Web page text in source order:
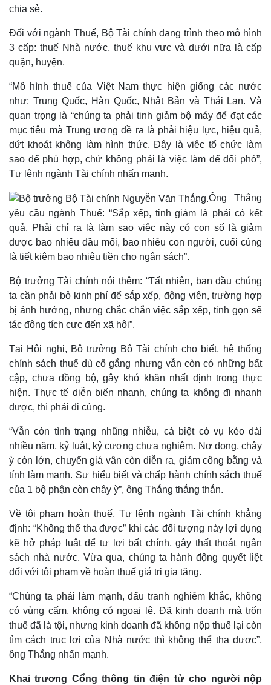
Pháp luật
Vụ án
Tin nóng
Tư vấn luật
Quân sự - Quốc phòng
Vũ khí
Thể thao
Bóng đá
Thế giới thể thao
Ô tô - Xe máy
Tư vấn
chia sẻ.
Đối với ngành Thuế, Bộ Tài chính đang trình theo mô hình
3 cấp: thuế Nhà nước, thuế khu vực và dưới nữa là cấp
quận, huyện.
“Mô hình thuế của Việt Nam thực hiện giống các nước
như: Trung Quốc, Hàn Quốc, Nhật Bản và Thái Lan. Và
quan trọng là “chúng ta phải tinh giảm bộ máy để đạt các
mục tiêu mà Trung ương đề ra là phải hiệu lực, hiệu quả,
dứt khoát không làm hình thức. Đây là việc tổ chức làm
sao để phù hợp, chứ không phải là việc làm để đối phó”,
Tư lệnh ngành Tài chính nhấn mạnh.
Ông Thắng
yêu cầu ngành Thuế: “Sắp xếp, tinh giảm là phải có kết
quả. Phải chỉ ra là làm sao việc này có con số là giảm
được bao nhiêu đầu mối, bao nhiêu con người, cuối cùng
là tiết kiệm bao nhiêu tiền cho ngân sách”.
Bộ trưởng Tài chính nói thêm: “Tất nhiên, ban đầu chúng
ta cần phải bỏ kinh phí để sắp xếp, động viên, trường hợp
bị ảnh hưởng, nhưng chắc chắn việc sắp xếp, tinh gọn sẽ
tác động tích cực đến xã hội”.
Tại Hội nghị, Bộ trưởng Bộ Tài chính cho biết, hệ thống
chính sách thuế dù cố gắng nhưng vẫn còn có những bất
cập, chưa đồng bộ, gây khó khăn nhất định trong thực
hiện. Thực tế diễn biến nhanh, chúng ta không đi nhanh
được, thì phải đi cùng.
“Vẫn còn tình trạng nhũng nhiễu, cá biệt có vụ kéo dài
nhiều năm, kỷ luật, kỷ cương chưa nghiêm. Nợ đọng, chây
ỳ còn lớn, chuyển giá vân còn diễn ra, giảm công bằng và
tính làm mạnh. Sự hiểu biết và chấp hành chính sách thuế
của 1 bộ phận còn chây ỳ”, ông Thắng thẳng thắn.
Về tội phạm hoàn thuế, Tư lệnh ngành Tài chính khẳng
định: “Không thể tha được” khi các đối tượng này lợi dụng
kẽ hở pháp luật để tư lợi bất chính, gây thất thoát ngân
sách nhà nước. Vừa qua, chúng ta hành động quyết liệt
đối với tội phạm về hoàn thuế giá trị gia tăng.
“Chúng ta phải làm mạnh, đấu tranh nghiêm khắc, không
có vùng cấm, không có ngoại lệ. Đã kinh doanh mà trốn
thuế đã là tội, nhưng kinh doanh đã không nộp thuế lại còn
tìm cách trục lợi của Nhà nước thì không thể tha được”,
ông Thắng nhấn mạnh.
Khai trương Cổng thông tin điện tử cho người nộp